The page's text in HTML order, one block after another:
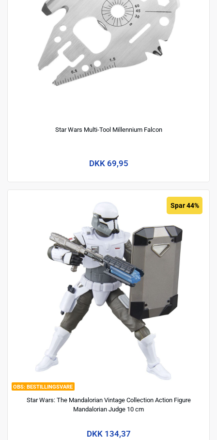
Star Wars Multi-Tool Millennium Falcon
DKK 69,95
BESTILLINGSVARE
Spar 44%
Star Wars: The Mandalorian Vintage Collection Action Figure
Mandalorian Judge 10 cm
DKK 134,37